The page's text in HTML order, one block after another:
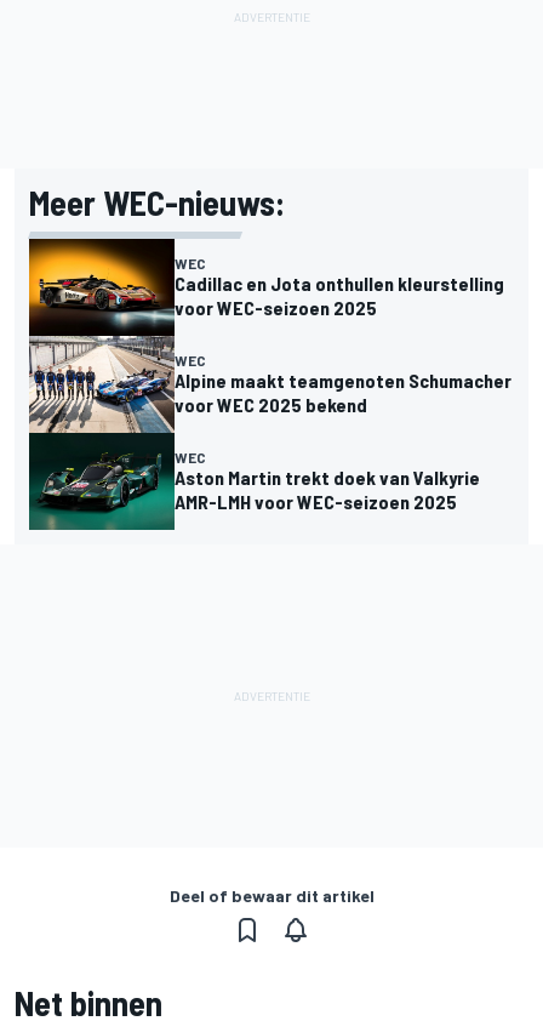
Meer WEC-nieuws:
WEC
Cadillac en Jota onthullen kleurstelling
voor WEC-seizoen 2025
WEC
Alpine maakt teamgenoten Schumacher
voor WEC 2025 bekend
WEC
Aston Martin trekt doek van Valkyrie
AMR-LMH voor WEC-seizoen 2025
Deel of bewaar dit artikel
Net binnen